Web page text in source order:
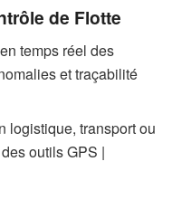
de Flotte
temps réel des
et traçabilité
logistique, transport ou
outils GPS |